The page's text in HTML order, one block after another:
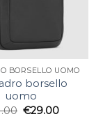
BORSELLO UOMO
borsello
uomo
€29.00